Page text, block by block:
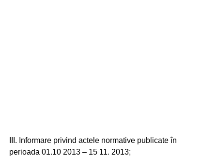
III. Informare privind actele normative publicate în
perioada 01.10 2013 – 15 11. 2013;